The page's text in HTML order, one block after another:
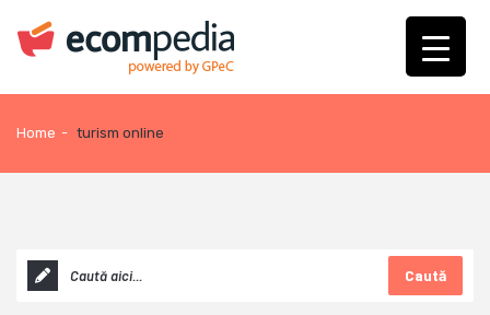
Home - turism online
Caută